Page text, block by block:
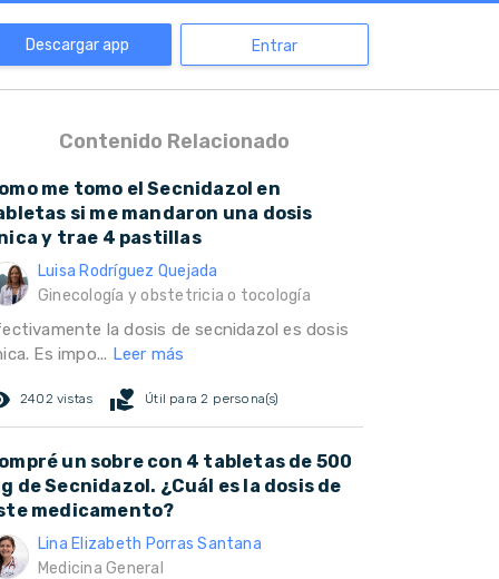
Descargar app Entrar
Contenido Relacionado
me tomo el Secnidazol en
si me mandaron una dosis
y trae 4 pastillas
Luisa Rodríguez Quejada
Ginecología y obstetricia o tocología
la dosis de secnidazol es dosis
Es impo... Leer más
2402 vistas volunteer_activism Útil para 2 persona(s)
un sobre con 4 tabletas de 500
de Secnidazol. ¿Cuál es la dosis de
medicamento?
Lina Elizabeth Porras Santana
Medicina General